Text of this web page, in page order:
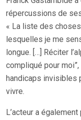
répercussions de
« La liste des
lesquelles je me
longue. […] Réciter
compliqué pour
handicaps invisibles
vivre.
L’acteur a